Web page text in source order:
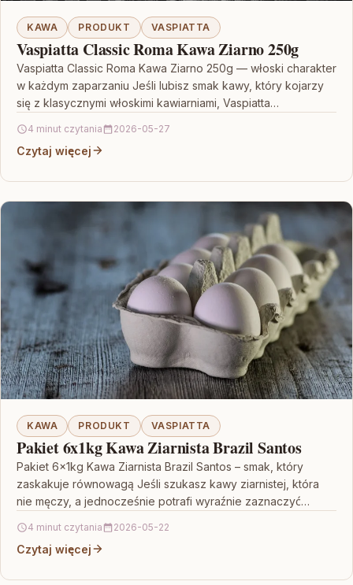
KAWA PRODUKT VASPIATTA
Vaspiatta Classic Roma Kawa Ziarno 250g
Vaspiatta Classic Roma Kawa Ziarno 250g — włoski charakter
w każdym zaparzaniu Jeśli lubisz smak kawy, który kojarzy
się z klasycznymi włoskimi kawiarniami, Vaspiatta…
4 minut czytania 2026-05-27
Czytaj więcej
KAWA PRODUKT VASPIATTA
Pakiet 6x1kg Kawa Ziarnista Brazil Santos
Pakiet 6x1kg Kawa Ziarnista Brazil Santos – smak, który
zaskakuje równowagą Jeśli szukasz kawy ziarnistej, która
nie męczy, a jednocześnie potrafi wyraźnie zaznaczyć
4 minut czytania 2026-05-22
Czytaj więcej